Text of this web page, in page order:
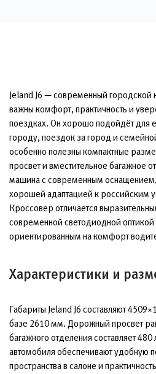
Jeland J6 — современный городской
важны комфорт, практичность и
поездках. Он хорошо подойдёт для
городу, поездок за город и
особенно полезны компактные
просвет и вместительное багажное
машина с современным
хорошей адаптацией к российским
Кроссовер отличается
современной светодиодной
ориентированным на комфорт
Характеристики и
Габариты Jeland J6 составляют
базе 2610 мм. Дорожный просвет
багажного отделения составляет
автомобиля обеспечивают удобную
пространства в салоне и